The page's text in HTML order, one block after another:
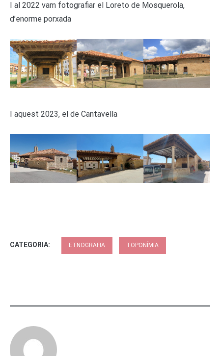
I al 2022 vam fotografiar el Loreto de Mosquerola,
d’enorme porxada
I aquest 2023, el de Cantavella
CATEGORIA: ETNOGRAFIA TOPONÍMIA